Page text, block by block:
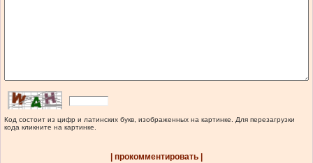
Код состоит из цифр и латинских букв, изображенных на картинке. Для перезагрузки
кода кликните на картинке.
| прокомментировать |